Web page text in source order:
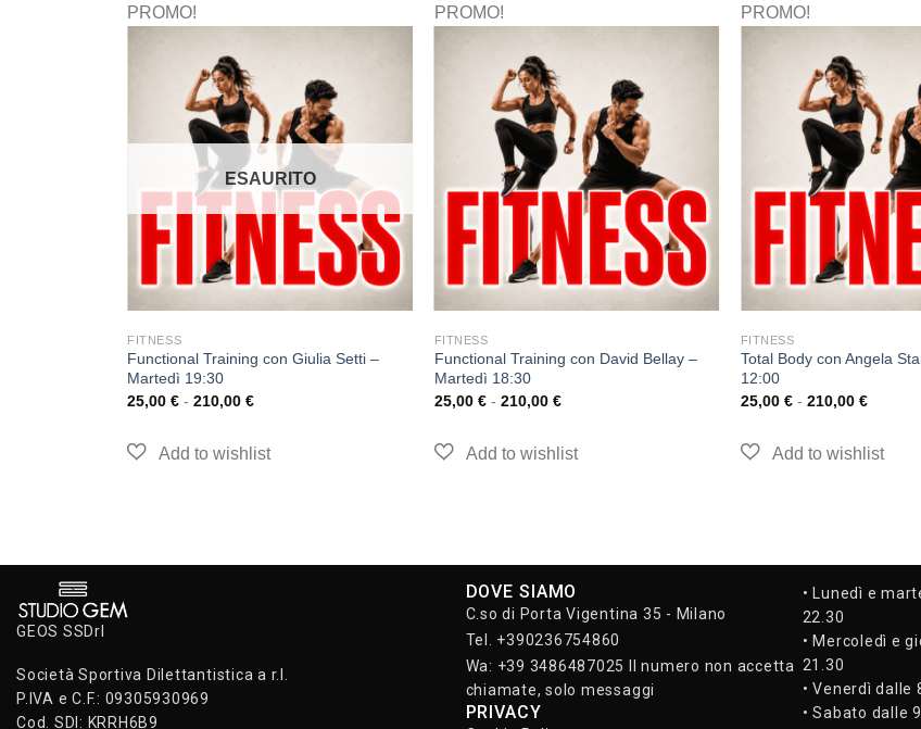
PROMO!
ESAURITO
FITNESS
Functional Training con Giulia Setti –
Martedì 19:30
25,00€ - 210,00€
PROMO!
FITNESS
Functional Training con David Bellay –
Martedì 18:30
25,00 € - 210,00 €
PROMO!
FITNESS
Total Body con Angela
12:00
25,00 € - 210,00 €
GEOS SSDrl
Società Sportiva Dilettantistica a r.l.
P.IVA e C.F.: 09305930969
Cod. SDI: KRRH6B9
DOVE SIAMO
C.so di Porta Vigentina 35 - Milano
Tel. +390236754860
Wa: +39 3486487025 Il numero non accetta
chiamate, solo messaggi
PRIVACY
• Lunedì e
22.30
• Mercoledì e
21.30
• Venerdì dalle
• Sabato dalle